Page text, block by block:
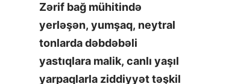
Zərif bağ mühitində
yerləşən, yumşaq, neytral
tonlarda dəbdəbəli
yastıqlara malik, canlı yaşıl
yarpaqlarla ziddiyyət təşkil